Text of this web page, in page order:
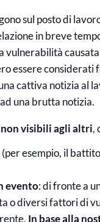
sul posto di
in breve
vulnerabilità
essere
cattiva notizia al
una brutta notizia.
visibili agli altri,
(per esempio, il
evento: di fronte a
o diversi fattori di
In base alla